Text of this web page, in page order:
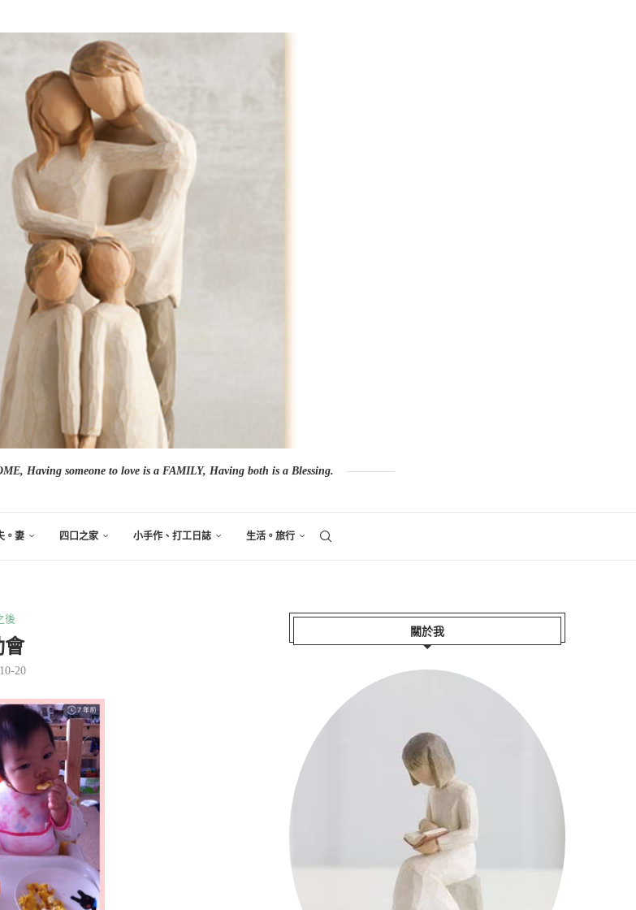
Having someone to love is a FAMILY, Having both is a Blessing.
。妻 四口之家 小手作、打工日誌 生活。旅行
後
會
20
關於我